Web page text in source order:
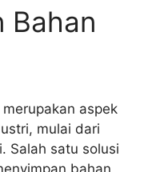
Bahan
aspek
mulai dari
Salah satu solusi
bahan